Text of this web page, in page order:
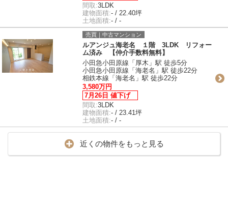
間取:3LDK
建物面積:- / 22.40坪
土地面積:- / -
売買｜中古マンション
ルアンジュ海老名 １階 3LDK リフォー
ム済み 【仲介手数料無料】
小田急小田原線「厚木」駅 徒歩5分
小田急小田原線「海老名」駅 徒歩22分
相鉄本線「海老名」駅 徒歩22分
3,580万円
7月26日 値下げ
間取:3LDK
建物面積:- / 23.41坪
土地面積:- / -
近くの物件をもっと見る